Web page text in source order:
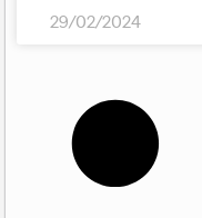
29/02/2024